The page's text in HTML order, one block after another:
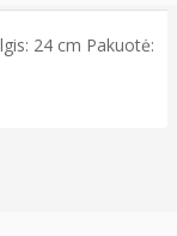
24 cm Pakuotė: